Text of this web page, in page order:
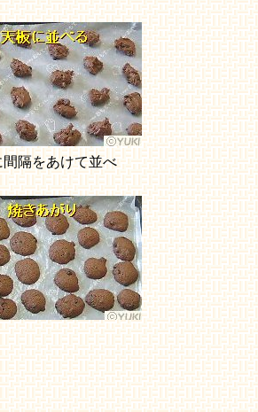
隔をあけて並べ